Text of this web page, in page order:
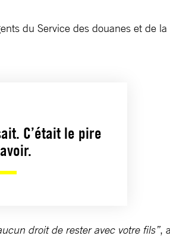
du Service des douanes et de
C’était le pire
droit de rester avec votre fils”,